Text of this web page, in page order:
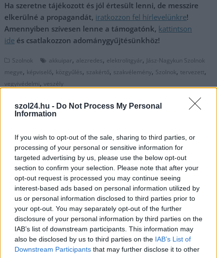
szol24.hu - Do Not Process My Personal
Information
If you wish to opt-out of the sale, sharing to third parties, or
processing of your personal or sensitive information for
targeted advertising by us, please use the below opt-out
section to confirm your selection. Please note that after your
opt-out request is processed you may continue seeing
interest-based ads based on personal information utilized by
us or personal information disclosed to third parties prior to
your opt-out. You may separately opt-out of the further
disclosure of your personal information by third parties on the
IAB’s list of downstream participants. This information may
also be disclosed by us to third parties on the IAB’s List of
Downstream Participants that may further disclose it to other
Ha szeretne tájékozott és jól értesült lenni, de messzire
elkerülné a propagandát, iratkozzon fel hírlevelünkre!
Amennyiben szívesen lenne a támogatónk, kattintson
ide és csatlakozzon adománygyűjtésünkhöz!
Szolnok akkuipar, alezredes, elektrolitgyár, Jász-Nagykun Szolnok
megye, képviselő, közgyűlés, szakértő, szakvélemény, Szolnok, tervezett,
vegyivédelmi,veszély
Bejegyzés
Itt a kormányzati elvonás
Jászberény is adót emel
Volán-sofőröknek egy új
szabály szerint, ha utazni
akarnak
Kapcsolódó cikkek